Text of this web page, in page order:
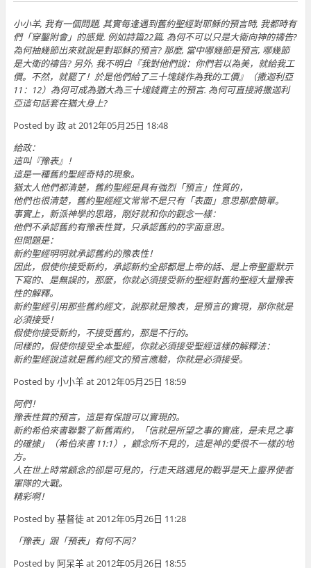
小小羊, 我有一個問題, 其實每逢遇到舊約聖經對耶穌的預言時, 我都時有
們「穿鑿附會」的感覺. 例如詩篇22篇, 為何不可以只是大衛向神的禱告?
為何抽幾節出來就說是對耶穌的預言? 那麼, 當中哪幾節是預言, 哪幾節
是大衛的禱告? 另外, 我不明白『我對他們說：你們若以為美，就給我工
價。不然，就罷了！於是他們給了三十塊錢作為我的工價』（撒迦利亞
11：12）為何可成為猶大為三十塊錢賣主的預言. 為何可直接將撒迦利
亞這句話套在猶大身上?
Posted by 政 at 2012年05月25日 18:48
給政：
這叫『豫表』！
這是一種舊約聖經奇特的現象。
猶太人他們都清楚，舊約聖經是具有強烈「預言」性質的，
他們也很清楚，舊約聖經經文常常不是只有「表面」意思那麼簡單。
事實上，新派神學的思路，剛好就和你的觀念一樣：
他們不承認舊約有豫表性質，只承認舊約的字面意思。
但問題是：
新約聖經明明就承認舊約的豫表性！
因此，假使你接受新約，承認新約全部都是上帝的話、是上帝聖靈默示
下寫的、是無誤的，那麼，你就必須接受新約聖經對舊約聖經大量豫表
性的解釋。
新約聖經引用那些舊約經文，說那就是豫表，是預言的實現，那你就是
必須接受！
假使你接受新約，不接受舊約，那是不行的。
同樣的，假使你接受全本聖經，你就必須接受聖經這樣的解釋法：
新約聖經說這就是舊約經文的預言應驗，你就是必須接受。
Posted by 小小羊 at 2012年05月25日 18:59
阿們！
豫表性質的預言，這是有保證可以實現的。
新約希伯來書聯繫了新舊兩約，「信就是所望之事的實底，是未見之事
的確據」（希伯來書 11:1），顧念所不見的，這是神的愛很不一樣的地
方。
人在世上時常顧念的卻是可見的，行走天路遇見的戰爭是天上靈界使者
軍隊的大戰。
精彩啊！
Posted by 基督徒 at 2012年05月26日 11:28
「豫表」跟「預表」有何不同？
Posted by 阿呆羊 at 2012年05月26日 18:55